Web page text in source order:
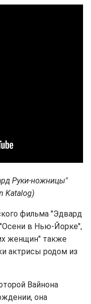
Руки-ножницы"
Katalog)
фильма "Эдвард
в Нью-Йорке",
женщин" также
актрисы родом из
Вайнона
она